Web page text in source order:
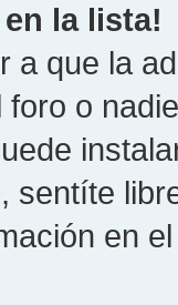
la lista!
a que la
o
sentíte
en